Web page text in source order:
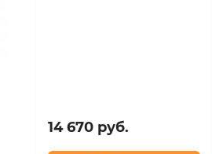
14 670 руб.